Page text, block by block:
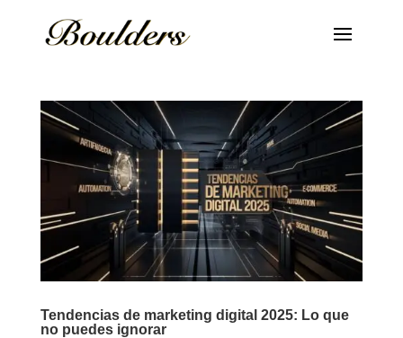
Tendencias de marketing digital 2025: Lo que
no puedes ignorar